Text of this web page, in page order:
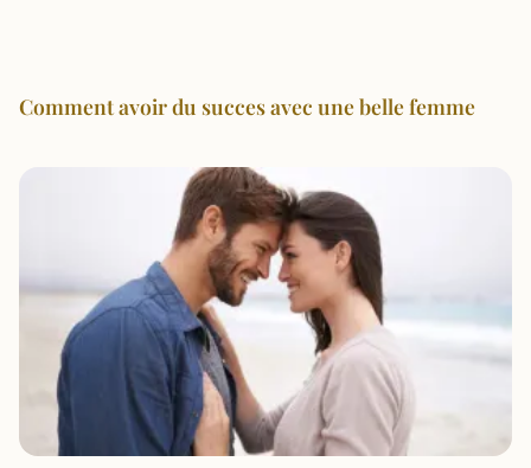
Comment avoir du succes avec une belle femme